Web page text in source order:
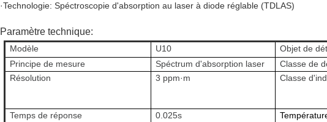
·Technologie: Spéctroscopie d'absorption au laser à diode réglable (TDLAS)
Paramètre technique:
Modèle U10 Objet de
Principe de mesure Spéctrum d'absorption laser Classe de
Résolution
3 ppm·m Classe
Temps de réponse
0.025s